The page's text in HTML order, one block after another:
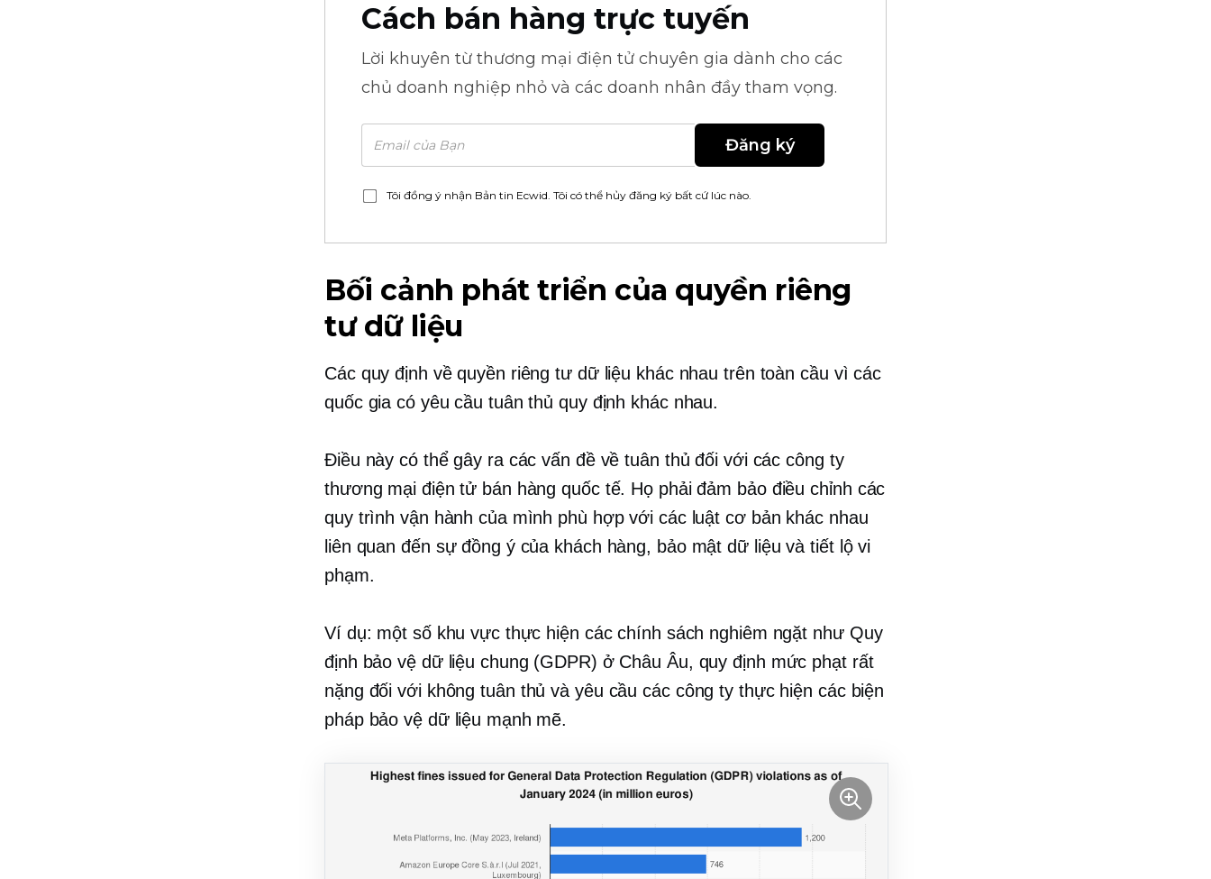
Cách bán hàng trực tuyến
Lời khuyên từ thương mại điện tử chuyên gia dành cho các
chủ doanh nghiệp nhỏ và các doanh nhân đầy tham vọng.
Đăng ký
Tôi đồng ý nhận Bản tin Ecwid. Tôi có thể hủy đăng ký bất cứ lúc nào.
Bối cảnh phát triển của quyền riêng
tư dữ liệu
Các quy định về quyền riêng tư dữ liệu khác nhau trên toàn cầu vì các
quốc gia có yêu cầu tuân thủ quy định khác nhau.
Điều này có thể gây ra các vấn đề về tuân thủ đối với các công ty
thương mại điện tử bán hàng quốc tế. Họ phải đảm bảo điều chỉnh các
quy trình vận hành của mình phù hợp với các luật cơ bản khác nhau
liên quan đến sự đồng ý của khách hàng, bảo mật dữ liệu và tiết lộ vi
phạm.
Ví dụ: một số khu vực thực hiện các chính sách nghiêm ngặt như Quy
định bảo vệ dữ liệu chung (GDPR) ở Châu Âu, quy định mức phạt rất
nặng đối với không tuân thủ và yêu cầu các công ty thực hiện các biện
pháp bảo vệ dữ liệu mạnh mẽ.